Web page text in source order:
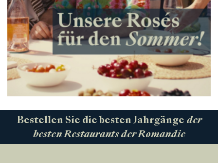
Bestellen Sie die besten Jahrgänge der
besten Restaurants der Romandie